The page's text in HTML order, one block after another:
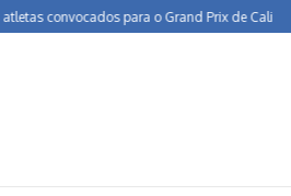
convocados para o Grand Prix de Cali